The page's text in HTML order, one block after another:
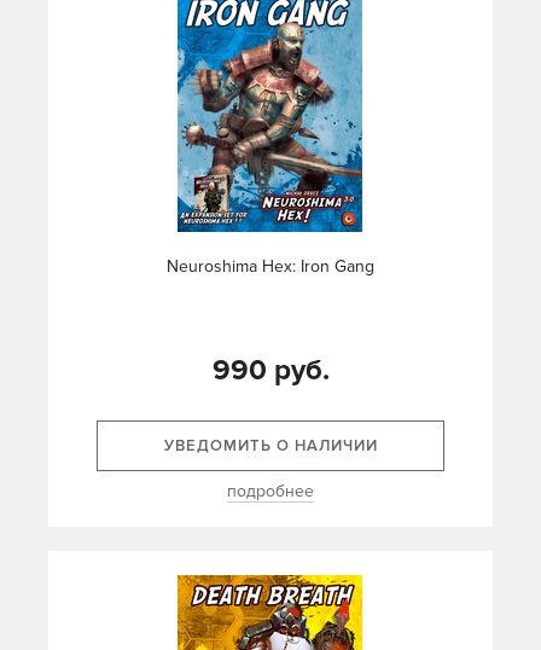
Neuroshima Hex: Iron Gang
990 руб.
УВЕДОМИТЬ О НАЛИЧИИ
подробнее